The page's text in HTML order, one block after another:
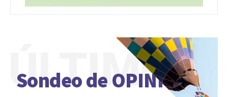
Sondeo de OPINIÓN
ÚLTIMO